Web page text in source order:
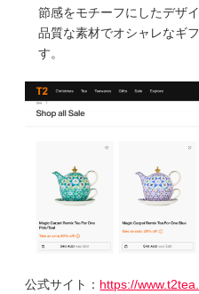
節感をモチーフにしたデザ
品質な素材でオシャレなギ
す。
公式サイト： https://